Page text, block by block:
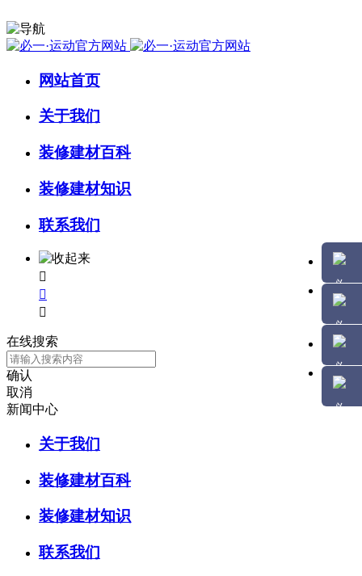
网站首页
关于我们
装修建材百科
装修建材知识
联系我们



在线搜索
确认
取消
新闻中心
关于我们
装修建材百科
装修建材知识
联系我们